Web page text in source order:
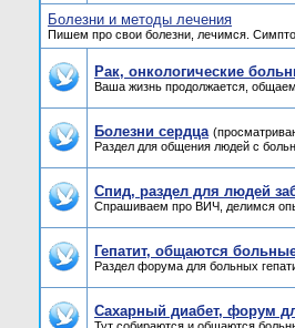
Болезни и методы лечения
Пишем про свои болезни, лечимся.
Рак, онкологические
Ваша жизнь продолжается,
Болезни сердца
Раздел для общения людей с
Спид, раздел для людей
Спрашиваем про ВИЧ, делимся
Гепатит, общаются
Раздел форума для больных
Сахарный диабет, форум